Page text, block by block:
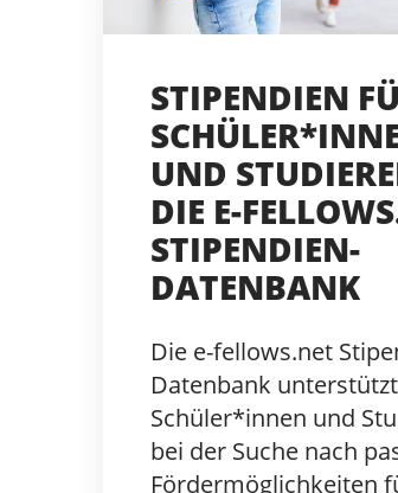
STIPENDIEN
UND
DIE E-
STIPENDIEN-
DATENBANK
Die e-fellows.net
Datenbank unterstützt
Schüler*innen und
bei der Suche nach
Fördermöglichkeiten